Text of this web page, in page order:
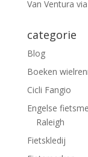
Van Ventura
categorie
Blog
Boeken
Cicli Fangio
Engelse
Raleigh
Fietskledij